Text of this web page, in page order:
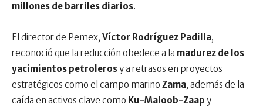
millones de barriles diarios.
El director de Pemex, Víctor Rodríguez Padilla,
reconoció que la reducción obedece a la madurez de los
yacimientos petrolerosy a retrasos en proyectos
estratégicos como el campo marino Zama, además de la
caída en activos clave como Ku-Maloob-Zaap y